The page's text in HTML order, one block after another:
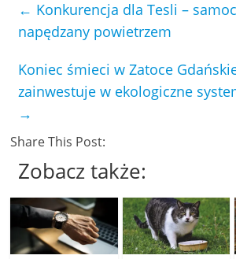
← Konkurencja dla Tesli –
napędzany powietrzem
Koniec śmieci w Zatoce
zainwestuje w ekologiczne
→
Share This Post:
Zobacz także: